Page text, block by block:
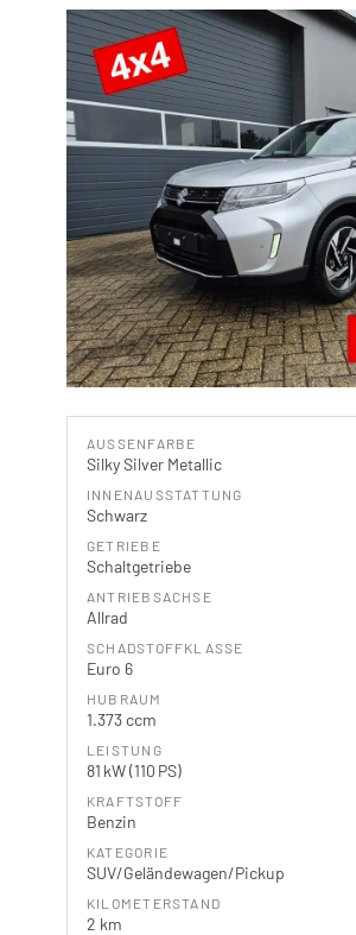
AUSSENFARBE
Silky Silver Metallic
INNENAUSSTATTUNG
Schwarz
GETRIEBE
Schaltgetriebe
ANTRIEBSACHSE
Allrad
SCHADSTOFFKLASSE
Euro 6
HUBRAUM
1.373 ccm
LEISTUNG
81 kW (110 PS)
KRAFTSTOFF
Benzin
KATEGORIE
SUV/Geländewagen/Pickup
KILOMETERSTAND
2 km